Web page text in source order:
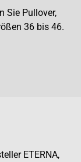
Sie Pullover,
36 bis 46.
ETERNA,